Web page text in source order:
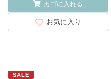
カゴに入れる
お気に入り
SALE